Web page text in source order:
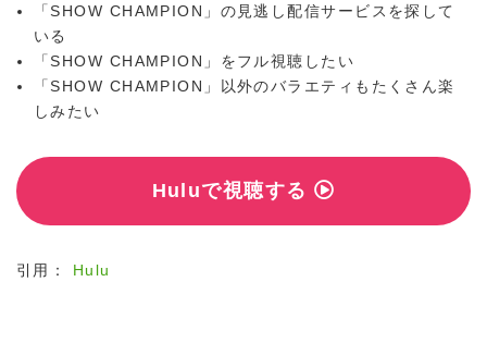
「SHOW CHAMPION」の見逃し配信サービスを探して
いる
「SHOW CHAMPION」をフル視聴したい
「SHOW CHAMPION」以外のバラエティもたくさん楽
しみたい
Huluで視聴する
引用： Hulu